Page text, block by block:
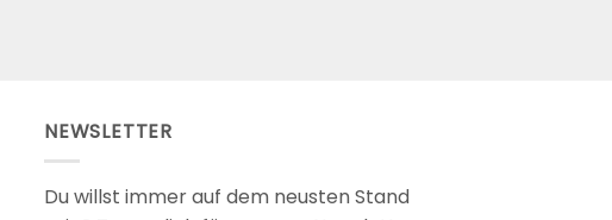
NEWSLETTER
Du willst immer auf dem neusten Stand